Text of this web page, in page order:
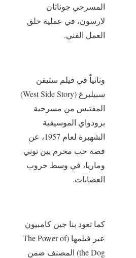
المسرحي جوناثان
لارسون، في عملية خلق
العمل الفني.
وثانياً في فيلم ستيفن
سبيلبرغ (West Side Story) ‏
المقتبس من مسرحية
برودواي الموسيقية
الشهيرة لعام 1957، عن
قصة حب محرم بين توني
وماريا، في وسط حروب
العصابات.
كما تعود بنا جين كامبيون
عبر فيلمها (The Power of
the Dog) المصنف ضمن